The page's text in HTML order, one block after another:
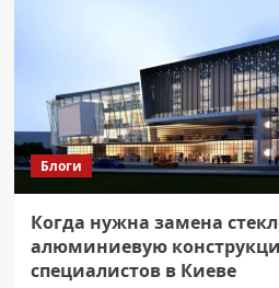
Блоги
Когда нужна замена
алюминиевую
специалистов в Киеве